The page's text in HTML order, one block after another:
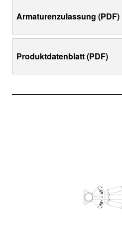
Armaturenzulassung (PDF)
Produktdatenblatt (PDF)